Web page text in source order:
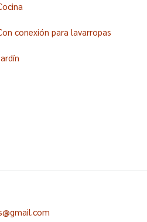
conexión para lavarropas